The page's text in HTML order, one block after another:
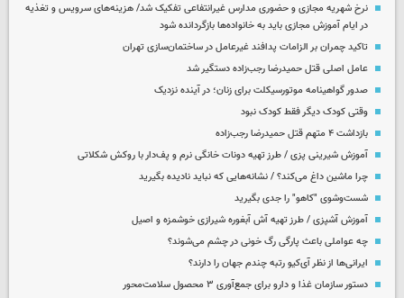
نرخ شهریه مجازی و حضوری مدارس غیرانتفاعی تفکیک شد/ هزینه‌های سرویس و تغذیه
در ایام آموزش مجازی باید به خانواده‌ها بازگردانده شود
تاکید چمران بر الزامات پدافند غیرعامل در ساختمان‌سازی تهران
عامل اصلی قتل حمیدرضا رجب‌زاده دستگیر شد
صدور گواهینامه موتورسیکلت برای زنان؛ در آینده نزدیک
وقتی کودک دیگر فقط کودک نبود
بازداشت ۴ متهم قتل حمیدرضا رجب‌زاده
آموزش شیرینی پزی / طرز تهیه دونات خانگی نرم و پف‌دار با روکش شکلاتی
چرا ماشین داغ می‌کند؟ / نشانه‌هایی که نباید نادیده بگیرید
شست‌وشوی "کاهو" را جدی بگیرید
آموزش آشپزی / طرز تهیه آش آبغوره شیرازی خوشمزه و اصیل
چه عواملی باعث پارگی رگ خونی در چشم می‌شوند؟
ایرانی‌ها از نظر آی‌کیو رتبه چندم جهان را دارند؟
دستور سازمان غذا و دارو برای جمع‌آوری ۳ محصول سلامت‌محور